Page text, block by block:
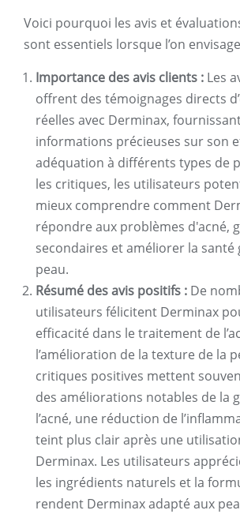
Voici pourquoi les avis et
sont essentiels lorsque l’on
Importance des avis clients : Les
offrent des témoignages directs
réelles avec Derminax,
informations précieuses sur son
adéquation à différents types de
les critiques, les utilisateurs
mieux comprendre comment
répondre aux problèmes d'acné,
secondaires et améliorer la santé
peau.
Résumé des avis positifs : De
utilisateurs félicitent Derminax
efficacité dans le traitement de
l’amélioration de la texture de la
critiques positives mettent
des améliorations notables de la
l’acné, une réduction de
teint plus clair après une
Derminax. Les utilisateurs
les ingrédients naturels et la
rendent Derminax adapté aux